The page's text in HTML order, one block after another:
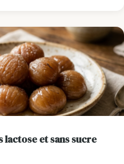
lactose et sans sucre